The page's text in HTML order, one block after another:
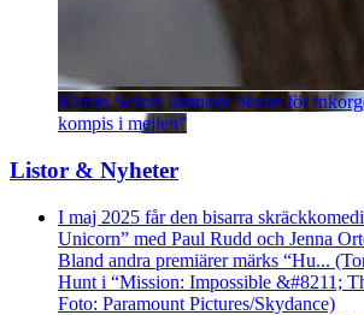
Martin Schori lämnade bladet för
kompis i mejlen”
Listor & Nyheter
I maj 2025 får den bisarra
Unicorn” med Paul Rudd och Jenna
Bland andra premiärer märks “Hu...
Hunt i “Mission: Impossible &#8211;
Foto: Paramount Pictures/Skydance)